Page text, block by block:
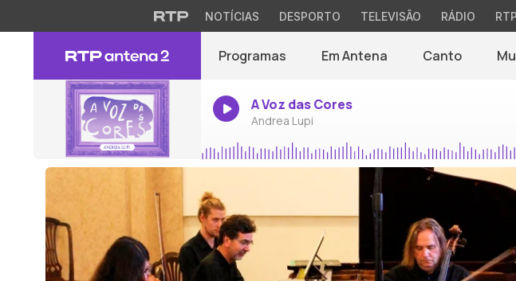
NOTÍCIAS DESPORTO TELEVISÃO RÁDIO
Programas Em Antena Canto
A Voz das Cores
Andrea Lupi